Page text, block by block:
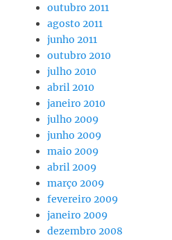
outubro 2011
agosto 2011
junho 2011
outubro 2010
julho 2010
abril 2010
janeiro 2010
julho 2009
junho 2009
maio 2009
abril 2009
março 2009
fevereiro 2009
janeiro 2009
dezembro 2008